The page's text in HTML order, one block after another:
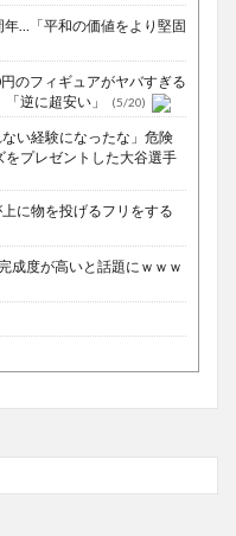
…「平和の価値をより堅固
のフィギュアがヤバすぎる
逆に超安い」
(5/20)
い経験になったな」危険
プレゼントした大谷選手
に物を投げるフリをする
成度が高いと話題にｗｗｗ